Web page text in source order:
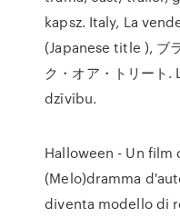
kapsz. Italy, La
(Japanese title ), ブ
ク・オア・トリート
dzīvību.
Halloween - Un film
(Melo)dramma
diventa modello di